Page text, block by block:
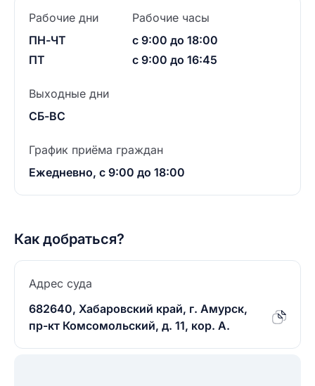
Рабочие дни
ПН-ЧТ
ПТ
Рабочие часы
с 9:00 до 18:00
с 9:00 до 16:45
Выходные дни
СБ-ВС
График приёма граждан
Ежедневно, с 9:00 до 18:00
Как добраться?
Адрес суда
682640, Хабаровский край, г. Амурск,
пр-кт Комсомольский, д. 11, кор. А.